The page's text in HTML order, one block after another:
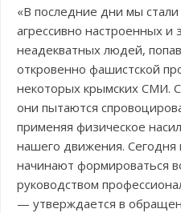
«В последние дни мы
агрессивно настроенных и
неадекватных людей,
откровенно фашистской
некоторых крымских СМИ.
они пытаются
применяя физическое
нашего движения. Сегодня
начинают формироваться
руководством
— утверждается в